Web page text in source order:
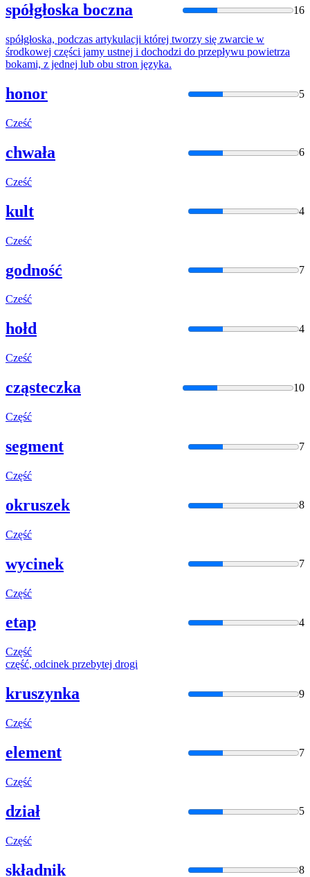
spółgłoska boczna 16
spółgłoska, podczas artykulacji której tworzy się zwarcie w
środkowej części jamy ustnej i dochodzi do przepływu powietrza
bokami, z jednej lub obu stron języka.
honor 5
Cześć
chwała 6
Cześć
kult 4
Cześć
godność 7
Cześć
hołd 4
Cześć
cząsteczka 10
Część
segment 7
Część
okruszek 8
Część
wycinek 7
Część
etap 4
Część
część, odcinek przebytej drogi
kruszynka 9
Część
element 7
Część
dział 5
Część
składnik 8